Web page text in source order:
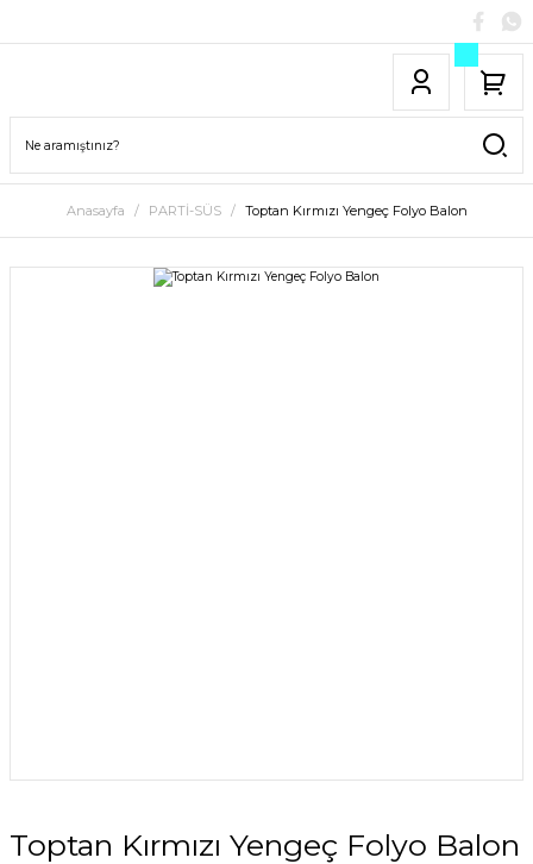
Anasayfa PARTİ-SÜS Toptan Kırmızı Yengeç Folyo Balon
Toptan Kırmızı Yengeç Folyo Balon